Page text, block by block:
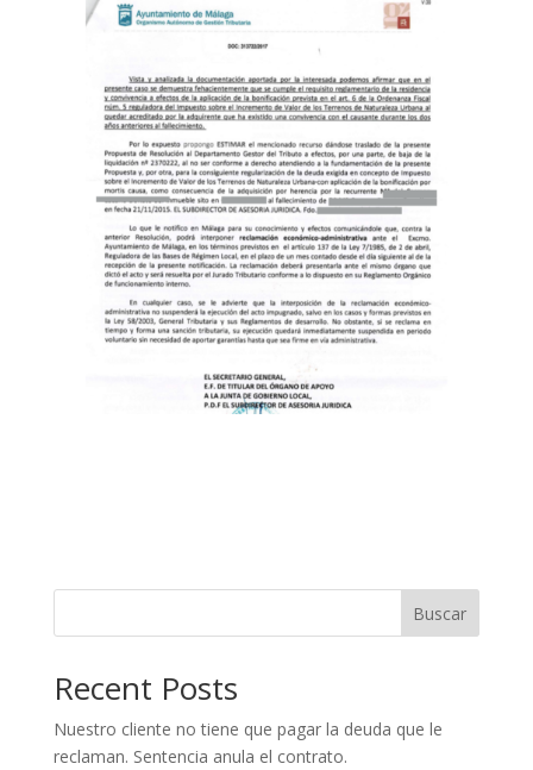
Buscar
Recent Posts
Nuestro cliente no tiene que pagar la deuda que le
reclaman. Sentencia anula el contrato.